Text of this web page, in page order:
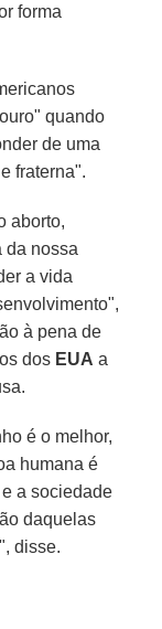
forma
quando
de uma
fraterna".
aborto,
da nossa
a vida
à pena de
dos EUA a
é o melhor,
humana é
a sociedade
daquelas
disse.